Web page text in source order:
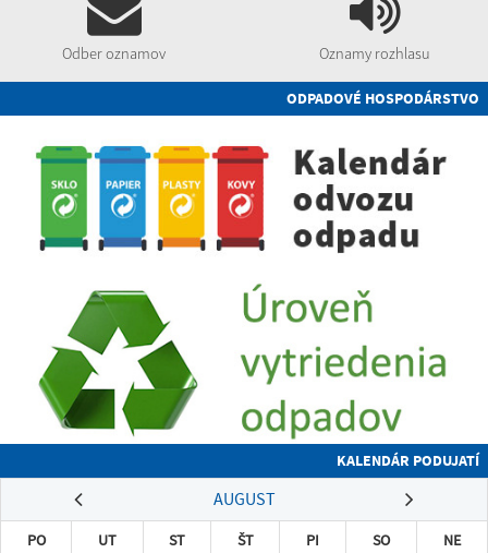
Odber oznamov Oznamy rozhlasu
ODPADOVÉ HOSPODÁRSTVO
KALENDÁR PODUJATÍ
AUGUST
PO UT ST ŠT PI SO
NE